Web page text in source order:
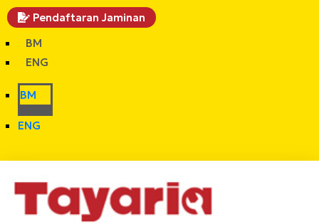
Pendaftaran Jaminan
BM
ENG
BM
ENG